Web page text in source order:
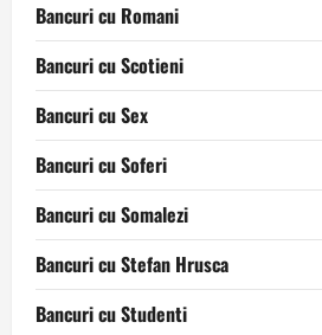
Bancuri cu Romani
Bancuri cu Scotieni
Bancuri cu Sex
Bancuri cu Soferi
Bancuri cu Somalezi
Bancuri cu Stefan Hrusca
Bancuri cu Studenti